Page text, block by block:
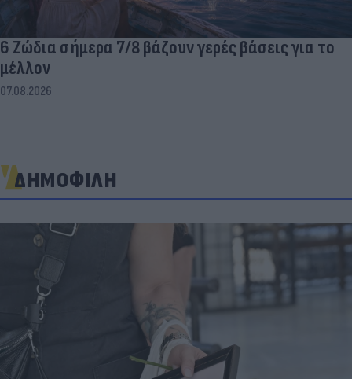
6 Ζώδια σήμερα 7/8 βάζουν γερές βάσεις για το
μέλλον
07.08.2026
ΔΗΜΟΦΙΛΗ